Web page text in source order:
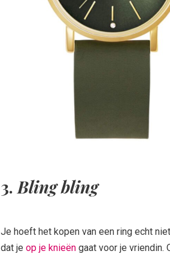
3. Bling bling
Je hoeft het kopen van een ring echt
dat je op je knieën gaat voor je vriendin.